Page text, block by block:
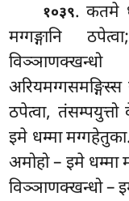
१०३९. कतमे
मग्गङ्गानि
अरियमग्गसमङ्गिस्स
ठपेत्वा,
इमे धम्मा
अमोहो – इमे
विञ्ञाणक्खन्धो –